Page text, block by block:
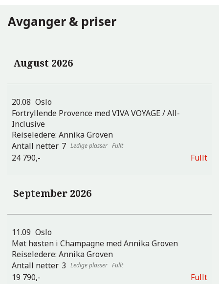
Avganger & priser
August 2026
20.08 Oslo
Fortryllende Provence med VIVA VOYAGE / All-
Inclusive
Reiseledere: Annika Groven
7
Fullt
24 790,- Fullt
September 2026
11.09 Oslo
Møt høsten i Champagne med Annika Groven
Reiseledere: Annika Groven
3
Fullt
19 790,- Fullt